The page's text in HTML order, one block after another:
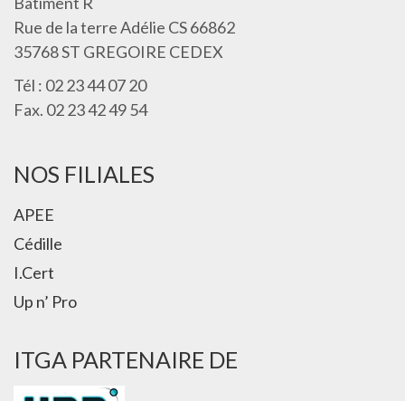
Rue de la terre Adélie CS 66862
35768 ST GREGOIRE CEDEX
Tél : 02 23 44 07 20
Fax. 02 23 42 49 54
NOS FILIALES
APEE
Cédille
I.Cert
Up n’ Pro
ITGA PARTENAIRE DE